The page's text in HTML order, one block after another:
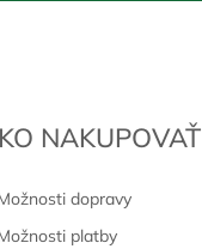
NAKUPOVAŤ
dopravy
platby